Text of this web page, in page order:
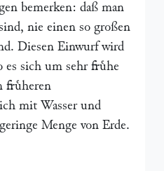
bemerken: daß man
nie einen so großen
Diesen Einwurf wird
es sich um sehr fruͤhe
fruͤheren
mit Wasser und
Menge von Erde.